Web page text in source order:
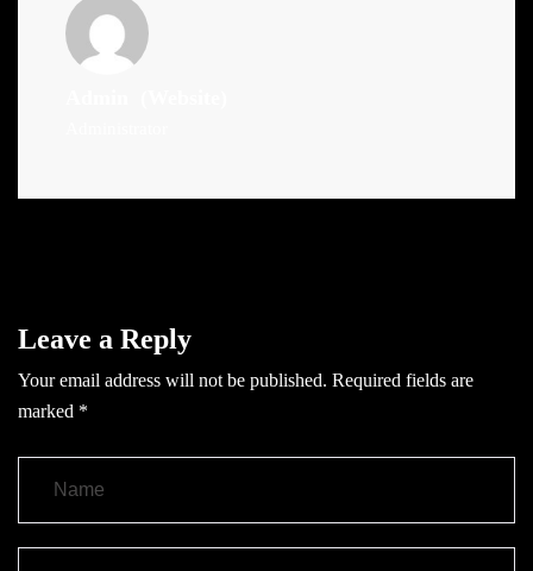
Leave a Reply
Your email address will not be published. Required fields are
marked *